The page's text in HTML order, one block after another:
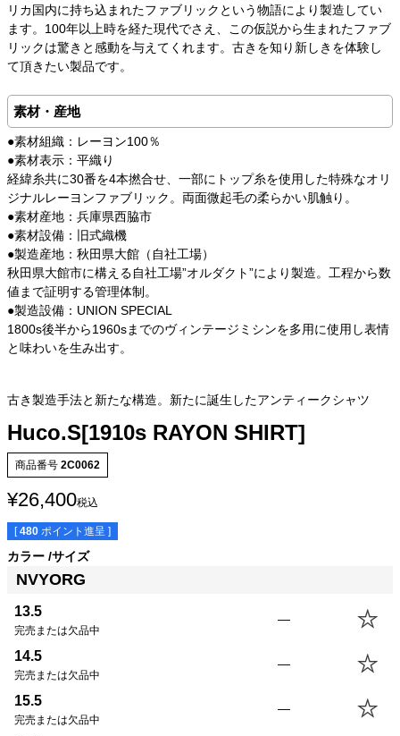
リカ国内に持ち込まれたファブリックという物語により製造してい
ます。100年以上時を経た現代でさえ、この仮説から生まれたファブ
リックは驚きと感動を与えてくれます。古きを知り新しきを体験し
て頂きたい製品です。
素材・産地
●素材組織：レーヨン100％
●素材表示：平織り
経緯糸共に30番を4本撚合せ、一部にトップ糸を使用した特殊なオリ
ジナルレーヨンファブリック。両面微起毛の柔らかい肌触り。
●素材産地：兵庫県西脇市
●素材設備：旧式織機
●製造産地：秋田県大館（自社工場）
秋田県大館市に構える自社工場”オルダクト”により製造。工程から数
値まで証明する管理体制。
●製造設備：UNION SPECIAL
1800s後半から1960sまでのヴィンテージミシンを多用に使用し表情
と味わいを生み出す。
サイズ
13.5(XS) 61.5cm
14.5(S)
15.5(M)
66.5cm
16.5(L)
17.5(XL)
71.5cm
古き製造手法と新たな構造。新たに誕生したアンティークシャツ
Huco.S[1910s RAYON SHIRT]
商品番号 2C0062
¥26,400税込
[ 480 ポイント進呈 ]
カラー サイズ
NVYORG
13.5
完売または欠品中
—
14.5
完売または欠品中
—
15.5
完売または欠品中
—